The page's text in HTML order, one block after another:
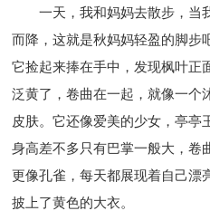
一天，我和妈妈去散步，当
而降，这就是秋妈妈轻盈的脚步
它捡起来捧在手中，发现枫叶正
泛黄了，卷曲在一起，就像一个
皮肤。它还像爱美的少女，亭亭
身高差不多只有巴掌一般大，卷
更像孔雀，每天都展现着自己漂
披上了黄色的大衣。